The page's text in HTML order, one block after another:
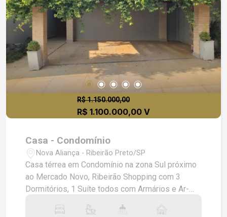
R$ 1.150.000,00
R$ 1.100.000,00 V
Casa - Condomínio
Nova Aliança - Ribeirão Preto/SP
Casa térrea em Condomínio na zona Sul próximo
ao Mercado Novo, Ribeirão Shopping com 3
Dormitórios, 1 Suíte todos com Armários e Ar-
Social, Sala para 2 Ambientes, Piso cerâmico,